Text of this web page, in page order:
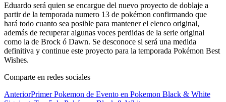
Eduardo será quien se encargue del nuevo proyecto de doblaje a
partir de la temporada numero 13 de pokémon confirmando que
hará todo cuanto sea posible para mantener el elenco original,
además de recuperar algunas voces perdidas de la serie original
como la de Brock ó Dawn. Se desconoce si será una medida
definitiva y continue este proyecto para la temporada Pokémon Best
Wishes.
Comparte en redes sociales
AnteriorPrimer Pokemon de Evento en Pokemon Black & White